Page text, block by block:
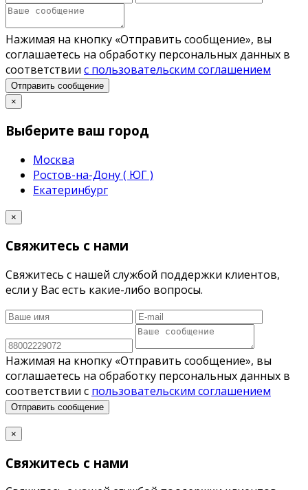
Нажимая на кнопку «Отправить сообщение», вы
соглашаетесь на обработку персональных данных в
соответствии с пользовательским соглашением
Отправить сообщение
×
Выберите ваш город
Москва
Ростов-на-Дону ( ЮГ )
Екатеринбург
×
Свяжитесь с нами
Свяжитесь с нашей службой поддержки клиентов,
если у Вас есть какие-либо вопросы.
Нажимая на кнопку «Отправить сообщение», вы
соглашаетесь на обработку персональных данных в
соответствии с пользовательским соглашением
Отправить сообщение
×
Свяжитесь с нами